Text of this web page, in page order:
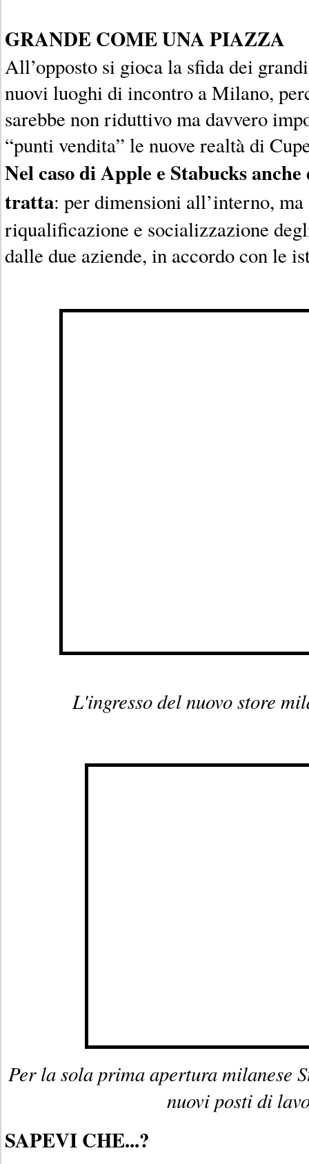
GRANDE COME UNA PIAZZA
All’opposto si gioca la sfida dei
nuovi luoghi di incontro a Milano,
sarebbe non riduttivo ma davvero
“punti vendita” le nuove realtà di
Nel caso di Apple e Stabucks
tratta: per dimensioni all’interno,
riqualificazione e socializzazione
dalle due aziende, in accordo con le
L'ingresso del nuovo store
Per la sola prima apertura milanese
nuovi posti di
SAPEVI CHE...?